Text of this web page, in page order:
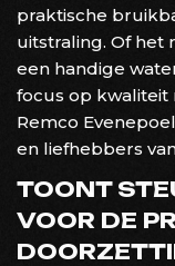
praktische
uitstraling. Of het
een handige
focus op kwaliteit
Remco
en liefhebbers
TOONT
VOOR DE